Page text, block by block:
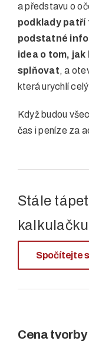
a představu o
podklady
podstatné
idea o tom, jak
splňovat, a
která urychlí
Když budou
čas i peníze za
Stále
Spočítejte
Cena